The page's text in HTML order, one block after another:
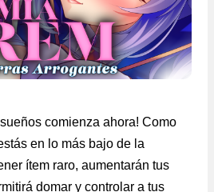
comienza ahora! Como
en lo más bajo de la
ítem raro, aumentarán tus
domar y controlar a tus